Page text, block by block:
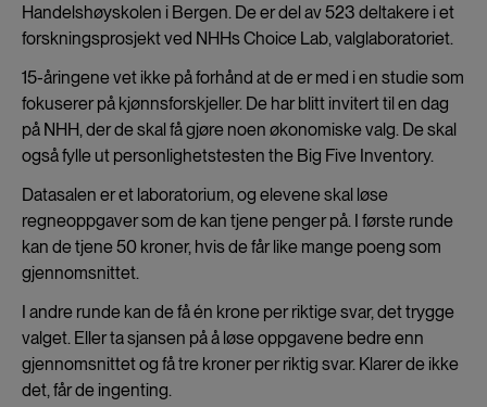
Handelshøyskolen i Bergen. De er del av 523 deltakere i et
forskningsprosjekt ved NHHs Choice Lab, valglaboratoriet.
15-åringene vet ikke på forhånd at de er med i en studie som
fokuserer på kjønnsforskjeller. De har blitt invitert til en dag
på NHH, der de skal få gjøre noen økonomiske valg. De skal
også fylle ut personlighetstesten the Big Five Inventory.
Datasalen er et laboratorium, og elevene skal løse
regneoppgaver som de kan tjene penger på. I første runde
kan de tjene 50 kroner, hvis de får like mange poeng som
gjennomsnittet.
I andre runde kan de få én krone per riktige svar, det trygge
valget. Eller ta sjansen på å løse oppgavene bedre enn
gjennomsnittet og få tre kroner per riktig svar. Klarer de ikke
det, får de ingenting.